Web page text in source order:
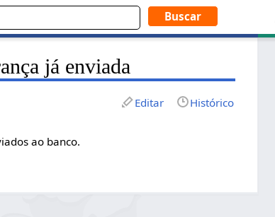
já enviada
Editar Histórico
ao banco.